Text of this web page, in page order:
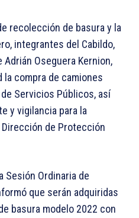
recolección de basura y la
integrantes del Cabildo,
Oseguera Kernion,
la compra de camiones
Servicios Públicos, así
y vigilancia para la
de Protección
Sesión Ordinaria de
que serán adquiridas
basura modelo 2022 con